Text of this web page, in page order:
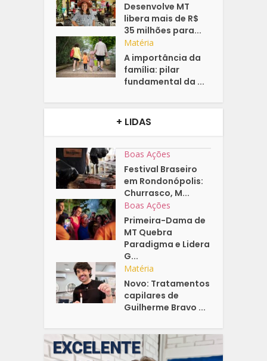
Desenvolve MT
libera mais de R$
35 milhões para...
Matéria
A importância da
família: pilar
fundamental da ...
+ LIDAS
Boas Ações
Festival Braseiro
em Rondonópolis:
Churrasco, M...
Boas Ações
Primeira-Dama de
MT Quebra
Paradigma e Lidera
G...
Matéria
Novo: Tratamentos
capilares de
Guilherme Bravo ...